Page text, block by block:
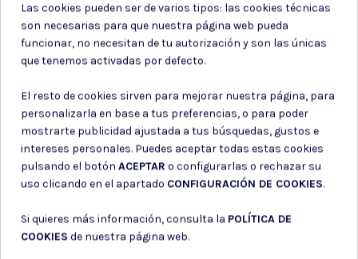
Consiento el uso de mis datos para los fines indicados en la
Política de privacidad
Consiento el uso de mis datos personales para recibir publicidad
de su entidad.
Las cookies pueden ser de varios tipos: las cookies técnicas
son necesarias para que nuestra página web pueda
funcionar, no necesitan de tu autorización y son las únicas
que tenemos activadas por defecto.
El resto de cookies sirven para mejorar nuestra página, para
personalizarla en base a tus preferencias, o para poder
mostrarte publicidad ajustada a tus búsquedas, gustos e
intereses personales. Puedes aceptar todas estas cookies
pulsando el botón ACEPTAR o configurarlas o rechazar su
uso clicando en el apartado CONFIGURACIÓN DE COOKIES.
Si quieres más información, consulta la POLÍTICA DE
COOKIES de nuestra página web.